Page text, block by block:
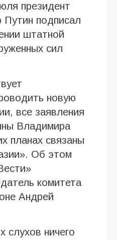
президент
подписал
штатной
сил
новую
все заявления
Владимира
планах связаны
Об этом
комитета
Андрей
слухов ничего